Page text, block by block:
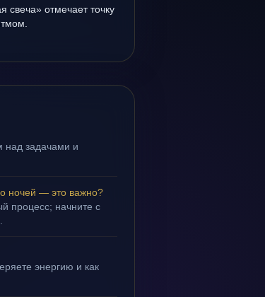
свеча» отмечает точку
над задачами и
ночей — это важно?
процесс; начните с
энергию и как